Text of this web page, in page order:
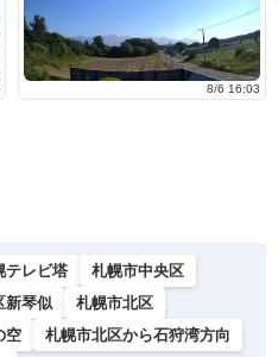
8/6 16:03
テレビ塔
札幌市中央区
新琴似
札幌市北区
空
札幌市北区から石狩湾方向